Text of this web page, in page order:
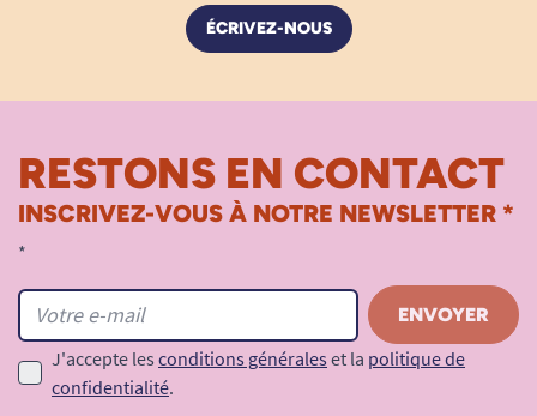
Avec ses dimensions réduites (4,4 x 4,2 x 6,6 cm)
se glisse facilement dans un sac, une trousse ou
domicile comme en déplacement.
Prise en main simple et confortable
préhensible. Il convient aussi bien aux seniors
qu’aux personnes ayant une dextérité réduite,
sans nécessiter de force particulière.
Une aide concrète pour gagner en
ÉCRIVEZ-NOUS
RESTONS EN CONTACT
INSCRIVEZ-VOUS À NOTRE NEWSLETTER *
*
J'accepte les conditions générales et la politique de
confidentialité.